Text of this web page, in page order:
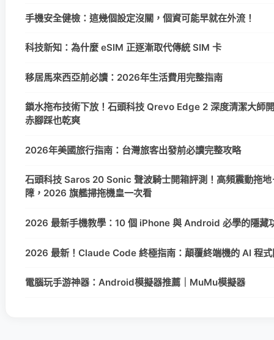
手機安全健檢：這幾個設定沒關，個資可能早就在外流！
科技新知：為什麼 eSIM 正逐漸取代傳統 SIM 卡
移居馬來西亞前必讀：2026年生活費用完整指南
鎖水拖布技術下放！石頭科技 Qrevo Edge 2 深度清潔大師
赤腳踩也乾爽
2026年美國旅行指南：台灣旅客出發前必讀完整攻略
石頭科技 Saros 20 Sonic 聲波騎士開箱評測！高頻震動拖
障，2026 旗艦掃拖機皇一次看
2026 最新手機教學：10 個 iPhone 與 Android 必學的隱藏
2026 最新！Claude Code 終極指南：顛覆終端機的 AI 程式
電腦玩手游神器：Android模擬器推薦｜MuMu模擬器